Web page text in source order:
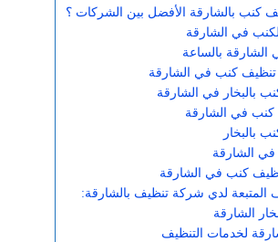
كنب بالشارقة الأفضل بين الشركات ؟
في الشارقة
بالساعة
كنب في الشارقة
بالبخار في الشارقة
في الشارقة
بالبخار
الشارقة
كنب في الشارقة
المتبعة لدي شركة تنظيف بالشارقة:
الشارقة
لخدمات التنظيف